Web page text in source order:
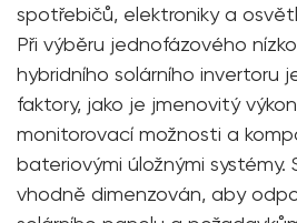
spotřebičů, elektroniky a
Při výběru jednofázového
hybridního solárního invertoru
faktory, jako je jmenovitý
monitorovací možnosti a
bateriovými úložnými
vhodně dimenzován, aby